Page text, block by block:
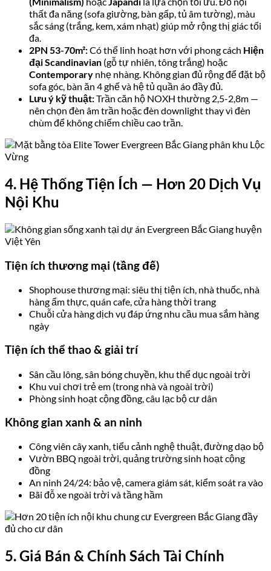
thất đa năng (sofa giường, bàn gấp, tủ âm tường), màu
sắc sáng (trắng, kem, xám nhạt) giúp mở rộng thị giác tối
đa.
2PN 53-70m²:Có thể linh hoạt hơn với phong cách Hiện
đại Scandinavian (gỗ tự nhiên, tông trắng) hoặc
Contemporary nhẹ nhàng. Không gian đủ rộng để đặt bộ
sofa góc, bàn ăn 4 ghế và hệ tủ quần áo đầy đủ.
Lưu ý kỹ thuật:Trần căn hộ NOXH thường 2,5-2,8m —
nên chọn đèn âm trần hoặc đèn downlight thay vì đèn
chùm để không chiếm chiều cao trần.
4. Hệ Thống Tiện Ích — Hơn 20 Dịch Vụ
Nội Khu
Tiện ích thương mại (tầng đế)
Shophouse thương mại: siêu thị tiện ích, nhà thuốc, nhà
hàng ẩm thực, quán cafe, cửa hàng thời trang
Chuỗi cửa hàng dịch vụ đáp ứng nhu cầu mua sắm hàng
ngày
Tiện ích thể thao & giải trí
Sân cầu lông, sân bóng chuyền, khu thể dục ngoài trời
Khu vui chơi trẻ em (trong nhà và ngoài trời)
Phòng sinh hoạt cộng đồng, câu lạc bộ cư dân
Không gian xanh & an ninh
Công viên cây xanh, tiểu cảnh nghệ thuật, đường dạo bộ
Vườn BBQ ngoài trời, quảng trường sinh hoạt cộng
đồng
An ninh 24/24: bảo vệ, camera giám sát, kiểm soát ra vào
Bãi đỗ xe ngoài trời và tầng hầm
5. Giá Bán & Chính Sách Tài Chính